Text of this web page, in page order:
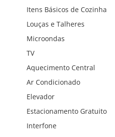
Itens Básicos de Cozinha
Louças e Talheres
Microondas
TV
Aquecimento Central
Ar Condicionado
Elevador
Estacionamento Gratuito
Interfone